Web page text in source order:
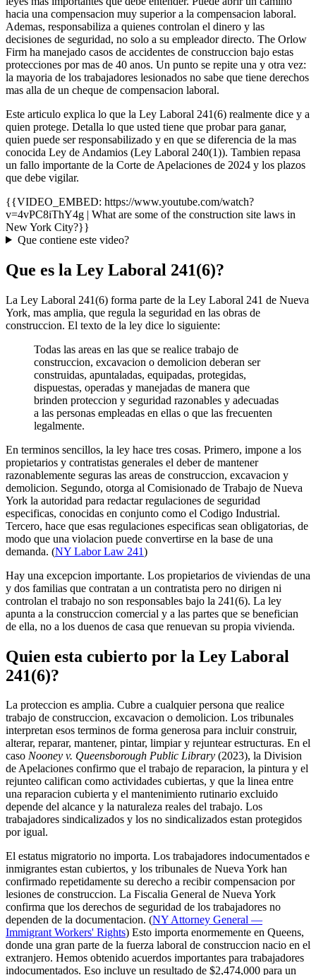
hacia una compensacion muy superior a la compensacion laboral.
Ademas, responsabiliza a quienes controlan el dinero y las
decisiones de seguridad, no solo a su empleador directo. The Orlow
Firm ha manejado casos de accidentes de construccion bajo estas
protecciones por mas de 40 anos. Un punto se repite una y otra vez:
la mayoria de los trabajadores lesionados no sabe que tiene derechos
mas alla de un cheque de compensacion laboral.
Este articulo explica lo que la Ley Laboral 241(6) realmente dice y a
quien protege. Detalla lo que usted tiene que probar para ganar,
quien puede ser responsabilizado y en que se diferencia de la mas
conocida Ley de Andamios (Ley Laboral 240(1)). Tambien repasa
un fallo importante de la Corte de Apelaciones de 2024 y los plazos
que debe vigilar.
{{VIDEO_EMBED: https://www.youtube.com/watch?
v=4vPC8iThY4g | What are some of the construction site laws in
New York City?}}
Que contiene este video?
Que es la Ley Laboral 241(6)?
La Ley Laboral 241(6) forma parte de la Ley Laboral 241 de Nueva
York, mas amplia, que regula la seguridad en las obras de
construccion. El texto de la ley dice lo siguiente:
Todas las areas en las que se realice trabajo de
construccion, excavacion o demolicion deberan ser
construidas, apuntaladas, equipadas, protegidas,
dispuestas, operadas y manejadas de manera que
brinden proteccion y seguridad razonables y adecuadas
a las personas empleadas en ellas o que las frecuenten
legalmente.
En terminos sencillos, la ley hace tres cosas. Primero, impone a los
propietarios y contratistas generales el deber de mantener
razonablemente seguras las areas de construccion, excavacion y
demolicion. Segundo, otorga al Comisionado de Trabajo de Nueva
York la autoridad para redactar regulaciones de seguridad
especificas, conocidas en conjunto como el Codigo Industrial.
Tercero, hace que esas regulaciones especificas sean obligatorias, de
modo que una violacion puede convertirse en la base de una
demanda. (NY Labor Law 241)
Hay una excepcion importante. Los propietarios de viviendas de una
y dos familias que contratan a un contratista pero no dirigen ni
controlan el trabajo no son responsables bajo la 241(6). La ley
apunta a la construccion comercial y a las partes que se benefician
de ella, no a los duenos de casa que renuevan su propia vivienda.
Quien esta cubierto por la Ley Laboral
241(6)?
La proteccion es amplia. Cubre a cualquier persona que realice
trabajo de construccion, excavacion o demolicion. Los tribunales
interpretan esos terminos de forma generosa para incluir construir,
alterar, reparar, mantener, pintar, limpiar y rejuntear estructuras. En el
caso Nooney v. Queensborough Public Library (2023), la Division
de Apelaciones confirmo que el trabajo de reparacion, la pintura y el
rejunteo califican como actividades cubiertas, y que la linea entre
una reparacion cubierta y el mantenimiento rutinario excluido
depende del alcance y la naturaleza reales del trabajo. Los
trabajadores sindicalizados y los no sindicalizados estan protegidos
por igual.
El estatus migratorio no importa. Los trabajadores indocumentados e
inmigrantes estan cubiertos, y los tribunales de Nueva York han
confirmado repetidamente su derecho a recibir compensacion por
lesiones de construccion. La Fiscalia General de Nueva York
confirma que los derechos de seguridad de los trabajadores no
dependen de la documentacion. (NY Attorney General —
Immigrant Workers' Rights) Esto importa enormemente en Queens,
donde una gran parte de la fuerza laboral de construccion nacio en el
extranjero. Hemos obtenido acuerdos importantes para trabajadores
indocumentados. Eso incluye un resultado de $2,474,000 para un